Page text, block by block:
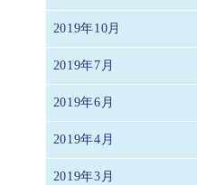
2019年10月
2019年7月
2019年6月
2019年4月
2019年3月